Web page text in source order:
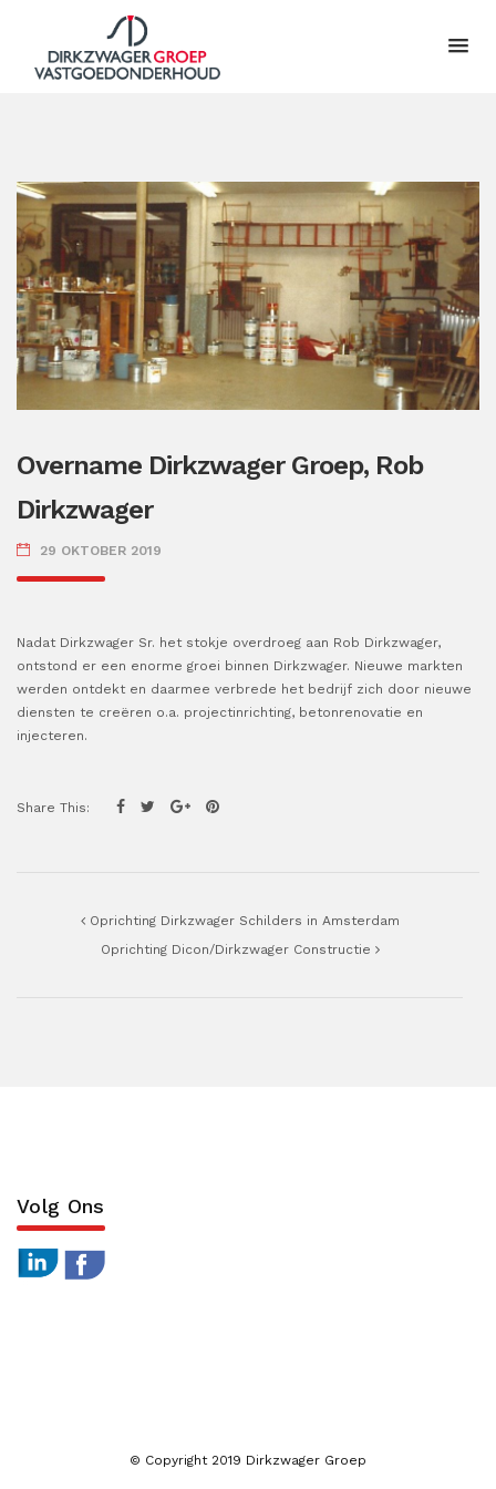
Overname Dirkzwager Groep, Rob
Dirkzwager
29 OKTOBER 2019
Nadat Dirkzwager Sr. het stokje overdroeg aan Rob Dirkzwager,
ontstond er een enorme groei binnen Dirkzwager. Nieuwe markten
werden ontdekt en daarmee verbrede het bedrijf zich door nieuwe
diensten te creëren o.a. projectinrichting, betonrenovatie en
injecteren.
Share This:
Post navigation
Oprichting Dirkzwager Schilders in Amsterdam
Oprichting Dicon/Dirkzwager Constructie
Volg Ons
© Copyright 2019 Dirkzwager Groep